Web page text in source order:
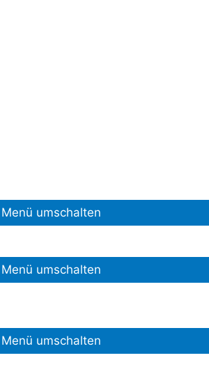
Menü umschalten
Menü umschalten
Menü umschalten